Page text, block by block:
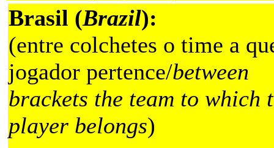
Brasil (Brazil):
(entre colchetes o time a
jogador pertence/between
brackets the team to which
player belongs)